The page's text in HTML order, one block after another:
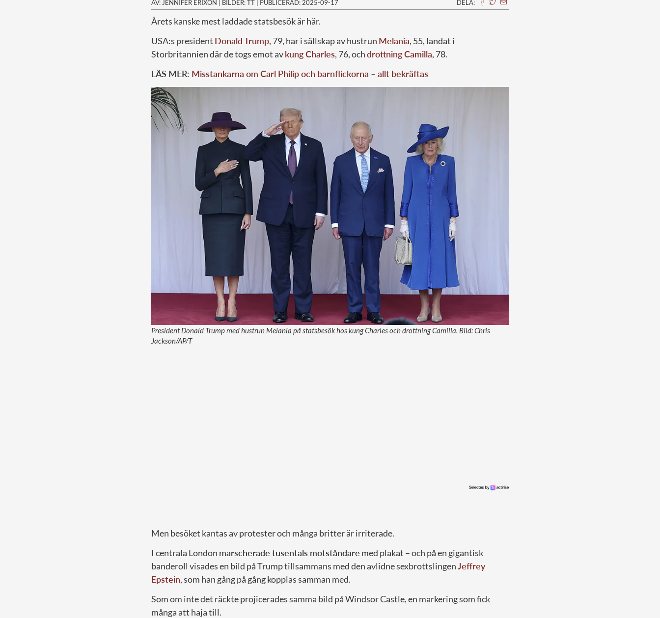
AV: JENNIFER ERIXON | BILDER: TT | PUBLICERAD: 2025-09-17 DELA:
Årets kanske mest laddade statsbesök är här.
USA:s president Donald Trump, 79, har i sällskap av hustrun Melania, 55, landat i
Storbritannien där de togs emot avkung Charles, 76, ochdrottning Camilla, 78.
LÄS MER: Misstankarna om Carl Philip och barnflickorna – allt bekräftas
President Donald Trump med hustrun Melania på statsbesök hos kung Charles och drottning Camilla. Bild: Chris
Jackson/AP/T
Men besöket kantas av protester och många britter är irriterade.
I centrala London marscherade tusentals motståndare med plakat – och på en gigantisk
banderoll visades en bild på Trump tillsammans med den avlidne sexbrottslingenJeffrey
Epstein, som han gång på gång kopplas samman med.
Som om inte det räckte projicerades samma bild på Windsor Castle, en markering som fick
många att haja till.